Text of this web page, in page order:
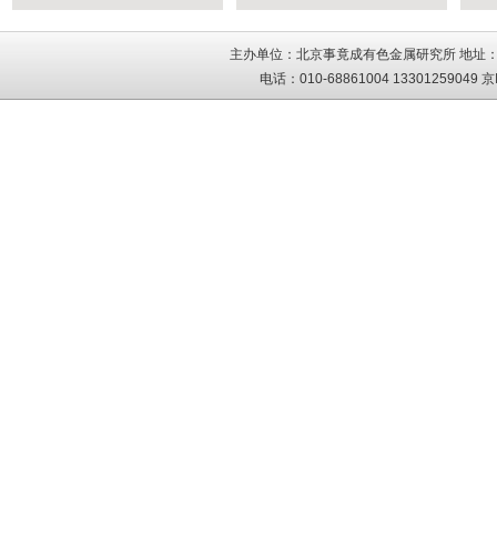
主办单位：北京事竟成有色金属研究所 地
电话：010-68861004 13301259049